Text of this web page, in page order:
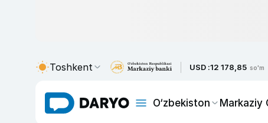
Toshkent USD :12 178,85 so'm
O‘zbekiston Markaziy